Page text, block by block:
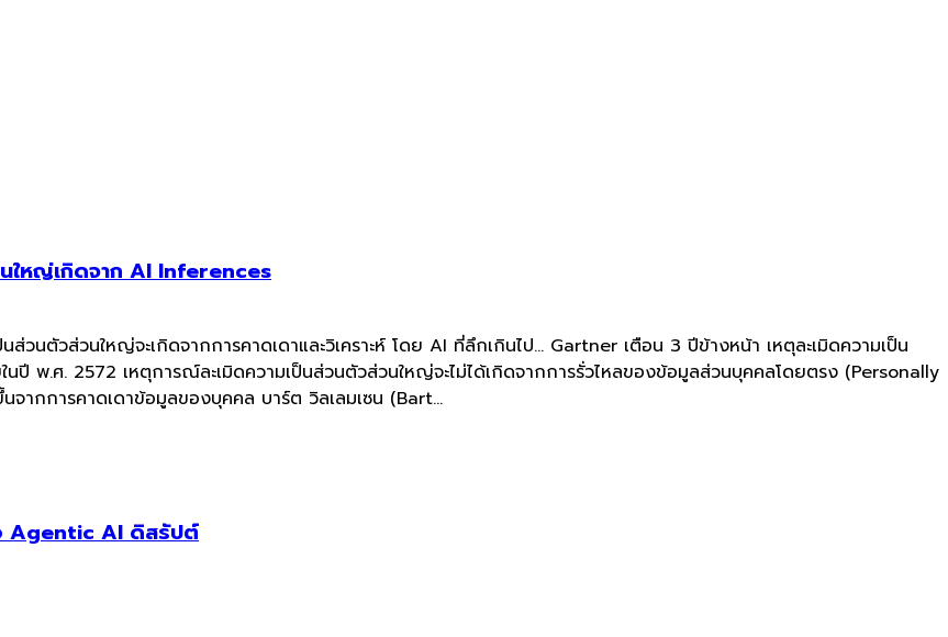
ใหญ่เกิดจาก AI Inferences
นตัวส่วนใหญ่จะเกิดจากการคาดเดาและวิเคราะห์ โดย AI ที่ลึกเกินไป... Gartner เตือน 3 ปีข้างหน้า เหตุละเมิดความเป็น
พ.ศ. 2572 เหตุการณ์ละเมิดความเป็นส่วนตัวส่วนใหญ่จะไม่ได้เกิดจากการรั่วไหลของข้อมูลส่วนบุคคลโดยตรง (Personally
ากการคาดเดาข้อมูลของบุคคล บาร์ต วิลเลมเซน (Bart...
Agentic AI ดิสรัปต์